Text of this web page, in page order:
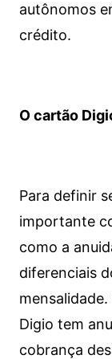
autônomos
crédito.
O cartão
Para definir
importante
como a
diferenciais
Digio tem
cobrança